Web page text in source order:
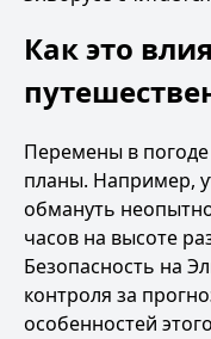
Как это
Перемены в
планы. Например,
обмануть
часов на высоте
Безопасность на
контроля за
особенностей